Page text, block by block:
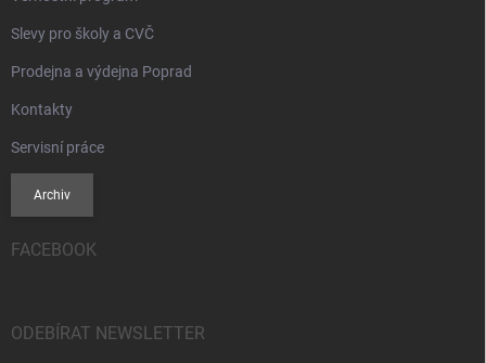
Slevy pro školy a CVČ
Prodejna a výdejna Poprad
Kontakty
Servisní práce
Archiv
FACEBOOK
ODEBÍRAT NEWSLETTER